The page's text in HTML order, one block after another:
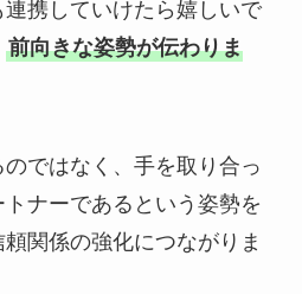
携していけたら嬉しいで
前向きな姿勢が伝わりま
ではなく、手を取り合っ
ナーであるという姿勢を
関係の強化につながりま